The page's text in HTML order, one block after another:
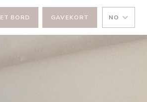
BORD GAVEKORT NO